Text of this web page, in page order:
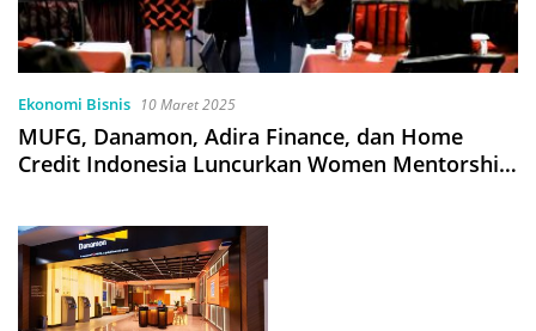
Ekonomi Bisnis 10 Maret 2025
MUFG, Danamon, Adira Finance, dan Home
Credit Indonesia Luncurkan Women Mentorship
Perempuan